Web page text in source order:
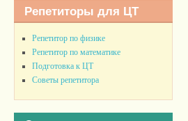
Репетиторы для ЦТ
Репетитор по физике
Репетитор по математике
Подготовка к ЦТ
Советы репетитора